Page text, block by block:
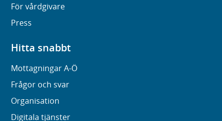
För vårdgivare
Press
Hitta snabbt
Mottagningar A-Ö
Frågor och svar
Organisation
Digitala tjänster